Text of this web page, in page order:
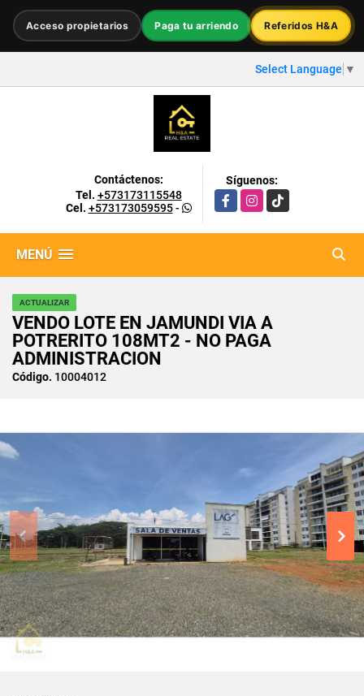
Acceso propietarios Paga tu arriendo Referidos H&A
Select Language ▼
Contáctenos:
Tel. +573173115548
Cel. +573173059595-
Síguenos:
FacebookInstagram
TikTok
MENÚ
ACTUALIZAR
VENDO LOTE EN JAMUNDI VIA A
POTRERITO 108MT2 - NO PAGA
ADMINISTRACION
Código. 10004012